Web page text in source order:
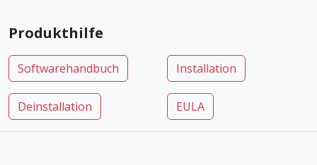
Produkthilfe
Softwarehandbuch Installation
Deinstallation EULA